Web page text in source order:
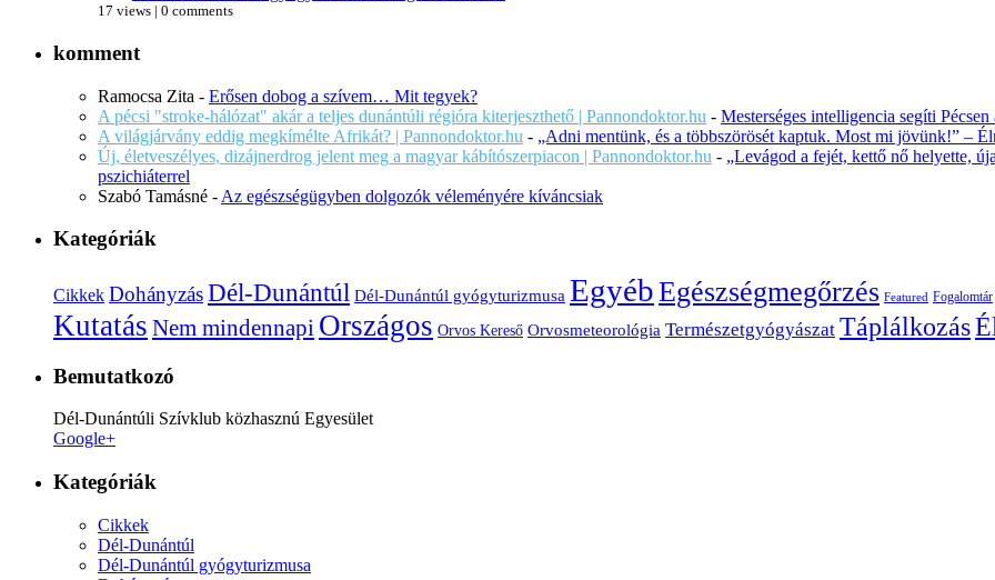
17 views 0 comments
komment
Ramocsa Zita - Erősen dobog a szívem… Mit tegyek?
A pécsi "stroke-hálózat" akár a teljes dunántúli régióra kiterjeszthető | Pannondoktor.hu - Mesterséges intelligencia segíti
A világjárvány eddig megkímélte Afrikát? | Pannondoktor.hu - „Adni mentünk, és a többszörösét kaptuk. Most mi jövünk!” –
Új, életveszélyes, dizájnerdrog jelent meg a magyar kábítószerpiacon | Pannondoktor.hu - „Levágod a fejét, kettő nő helyette,
pszichiáterrel
Szabó Tamásné - Az egészségügyben dolgozók véleményére kíváncsiak
Kategóriák
Cikkek DohányzásDél-Dunántúl Dél-Dunántúl gyógyturizmusa EgyébEgészségmegőrzés Featured Fogalomtár
Kutatás Nem mindennapi Országos Orvos Kereső Orvosmeteorológia Természetgyógyászat Táplálkozás
Bemutatkozó
Dél-Dunántúli Szívklub közhasznú Egyesület
Google+
Kategóriák
Cikkek
Dél-Dunántúl
Dél-Dunántúl gyógyturizmusa